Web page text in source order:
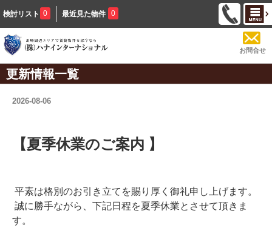
検討リスト 0 最近見た物件 0
お問合せ
更新情報一覧
2026-08-06
【夏季休業のご案内 】
平素は格別のお引き立てを賜り厚く御礼申し上げます。
誠に勝手ながら、下記日程を夏季休業とさせて頂きま
す。